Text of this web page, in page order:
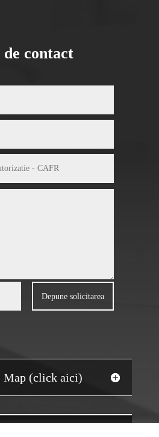
contact
Depune solicitarea
Map (click aici)